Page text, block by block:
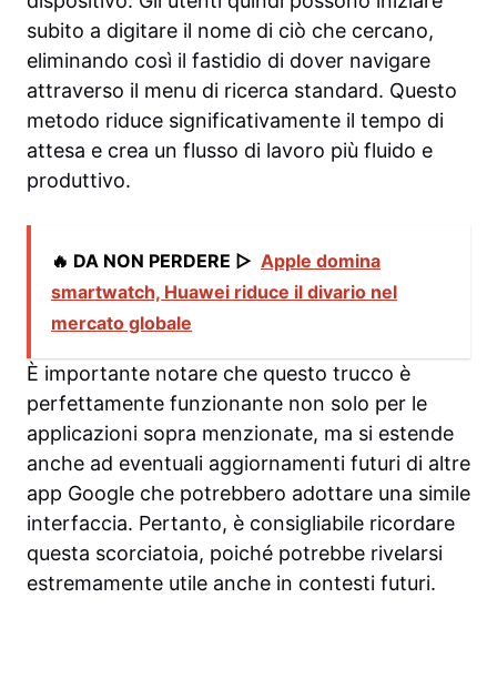
subito a digitare il nome di ciò che cercano,
eliminando così il fastidio di dover navigare
attraverso il menu di ricerca standard. Questo
metodo riduce significativamente il tempo di
attesa e crea un flusso di lavoro più fluido e
produttivo.
🔥 DA NON PERDERE ▷ Apple domina
smartwatch, Huawei riduce il divario nel
mercato globale
È importante notare che questo trucco è
perfettamente funzionante non solo per le
applicazioni sopra menzionate, ma si estende
anche ad eventuali aggiornamenti futuri di altre
app Google che potrebbero adottare una simile
interfaccia. Pertanto, è consigliabile ricordare
questa scorciatoia, poiché potrebbe rivelarsi
estremamente utile anche in contesti futuri.